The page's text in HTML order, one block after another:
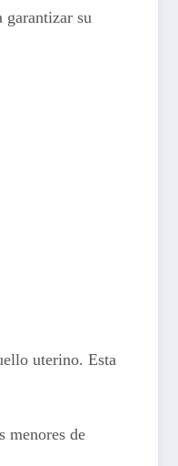
garantizar su
uterino. Esta
menores de